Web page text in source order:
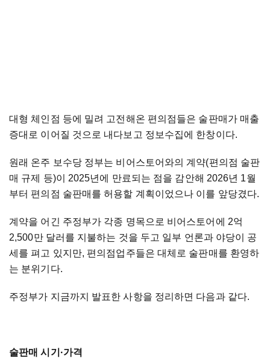
대형 체인점 등에 밀려 고전해온 편의점들은 술판매가 매출
증대로 이어질 것으로 내다보고 정보수집에 한창이다.
원래 온주 보수당 정부는 비어스토어와의 계약(편의점 술판
매 규제 등)이 2025년에 만료되는 점을 감안해 2026년 1월
부터 편의점 술판매를 허용할 계획이었으나 이를 앞당겼다.
계약을 어긴 주정부가 각종 명목으로 비어스토어에 2억
2,500만 달러를 지불하는 것을 두고 일부 언론과 야당이 공
세를 펴고 있지만, 편의점업주들은 대체로 술판매를 환영하
는 분위기다.
주정부가 지금까지 발표한 사항을 정리하면 다음과 같다.
술판매 시기 ·가격